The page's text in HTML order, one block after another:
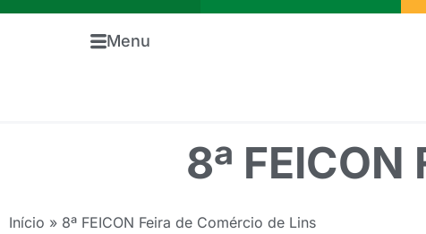
Menu
8ª
Início » 8ª FEICON Feira de Comércio de Lins